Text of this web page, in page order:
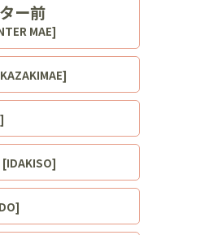
ー前
MAE]
[IDAKISO]